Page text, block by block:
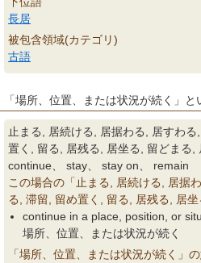
長居
被包含領域(カテゴリ)
古語
「場所、位置、または状況が続く」
止まる, 居続ける, 居据わる, 居すわ
置く, 留る, 居残る, 居坐る, 留どまる,
continue、 stay、 stay on、 remain
この場合の「止まる, 居続ける, 居据
る, 滞留, 留め置く, 留る, 居残る, 居
continue in a place, position, or
場所、位置、または状況が続く
「場所、位置、または状況が続く」